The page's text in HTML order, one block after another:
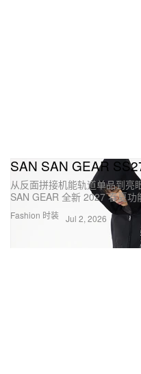
Fashion 时装
SAN SAN GEAR
从反面拼接机能轨道单品到亮
SAN GEAR 全新 2027 春夏功
Jul 2, 2026